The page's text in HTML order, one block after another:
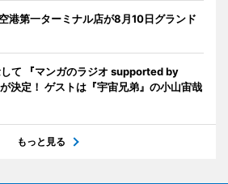
港第一ターミナル店が8月10日グランド
て 『マンガのラジオ supported by
決定！ ゲストは『宇宙兄弟』の小山宙哉
もっと見る